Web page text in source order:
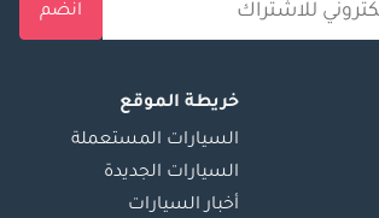
انضم
خريطة الموقع
السيارات المستعملة
السيارات الجديدة
أخبار السيارات